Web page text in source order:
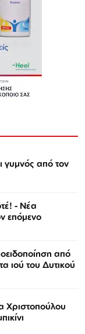
γυμνός από τον
- Νέα
επόμενο
από
ιού του Δυτικού
Χριστοπούλου